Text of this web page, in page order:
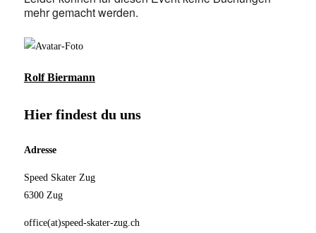
mehr gemacht werden.
Rolf Biermann
Hier findest du uns
Adresse
Speed Skater Zug
6300 Zug
office(at)speed-skater-zug.ch